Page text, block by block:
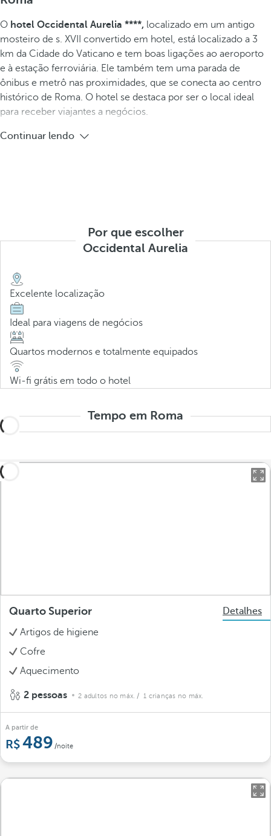
O hotel Occidental Aurelia ****, localizado em um antigo
mosteiro de s. XVII convertido em hotel, está localizado a 3
km da Cidade do Vaticano e tem boas ligações ao aeroporto
e à estação ferroviária. Ele também tem uma parada de
ônibus e metrô nas proximidades, que se conecta ao centro
histórico de Roma. O hotel se destaca por ser o local ideal
para receber viajantes a negócios.
Continuar lendo
Por que escolher
Occidental Aurelia
Excelente localização
Ideal para viagens de negócios
Quartos modernos e totalmente equipados
Wi-fi grátis em todo o hotel
Tempo em Roma
Quarto Superior
Detalhes
Artigos de higiene
Cofre
Aquecimento
2 pessoas 2 adultos no máx. / 1 crianças no máx.
A partir de
489 /noite